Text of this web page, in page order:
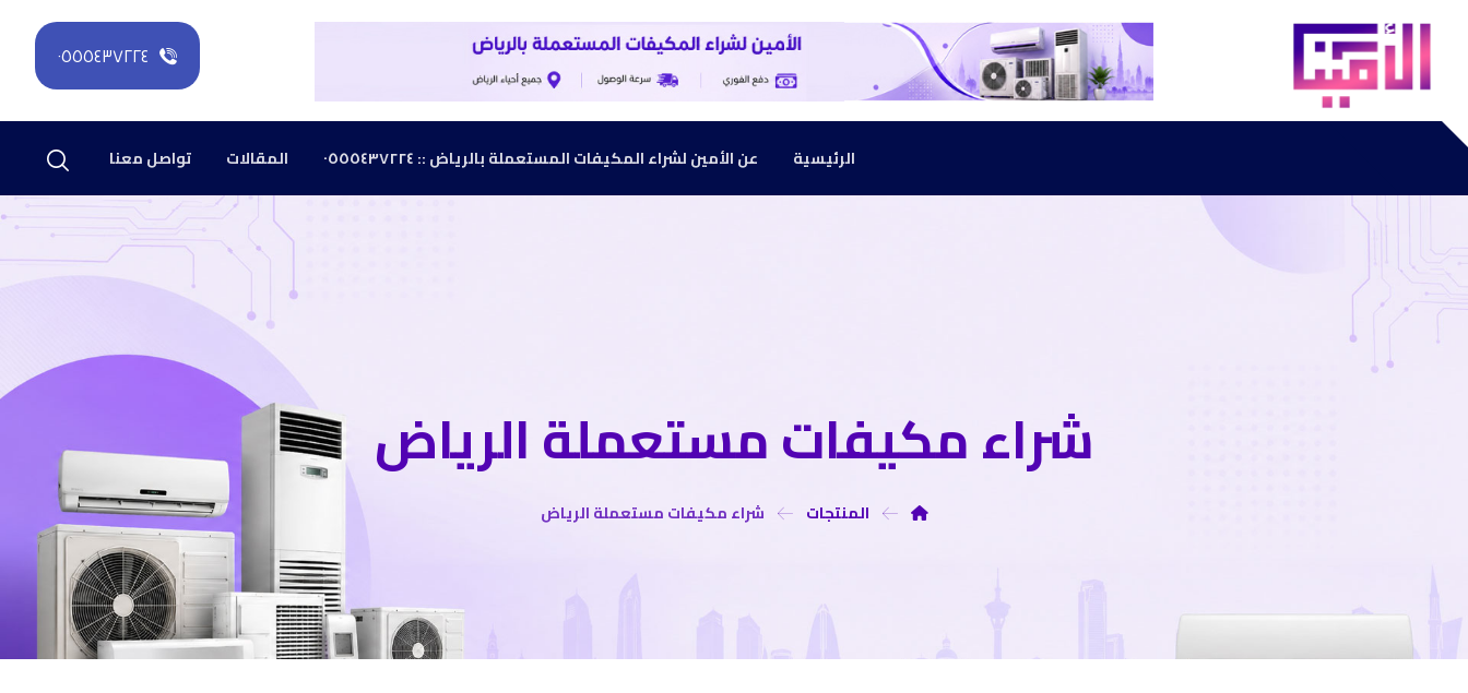
٠٥٥٥٤٣٧٢٢٤
الرئيسية عن الأمين لشراء المكيفات المستعملة بالرياض :: ٠٥٥٥٤٣٧٢٢٤ المقالات تواصل معنا
شراء مكيفات مستعملة الرياض
المنتجات شراء مكيفات مستعملة الرياض